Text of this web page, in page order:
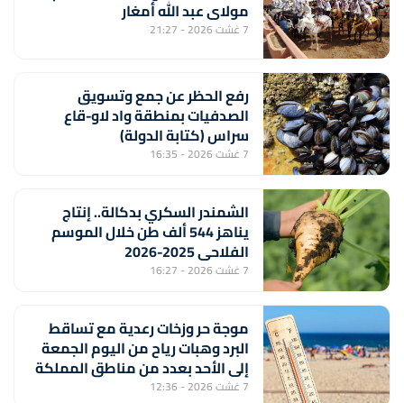
مولاي عبد الله أمغار
7 غشت 2026 - 21:27
رفع الحظر عن جمع وتسويق
الصدفيات بمنطقة واد لاو-قاع
سراس (كتابة الدولة)
7 غشت 2026 - 16:35
الشمندر السكري بدكالة.. إنتاج
يناهز 544 ألف طن خلال الموسم
الفلاحي 2025-2026
7 غشت 2026 - 16:27
موجة حر وزخات رعدية مع تساقط
البرد وهبات رياح من اليوم الجمعة
إلى الأحد بعدد من مناطق المملكة
(نشرة إنذارية)
7 غشت 2026 - 12:36